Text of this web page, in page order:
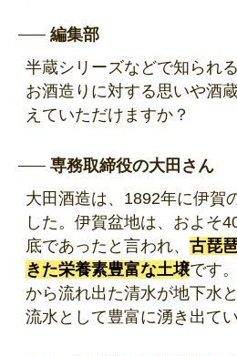
編集部
半蔵シリーズなどで知られ
お酒造りに対する思いや酒
えていただけますか？
専務取締役の大田さん
大田酒造は、1892年に伊賀
した。伊賀盆地は、およそ
底であったと言われ、 古琵
きた栄養素豊富な土壌です
から流れ出た清水が地下水
流水として豊富に湧き出てい